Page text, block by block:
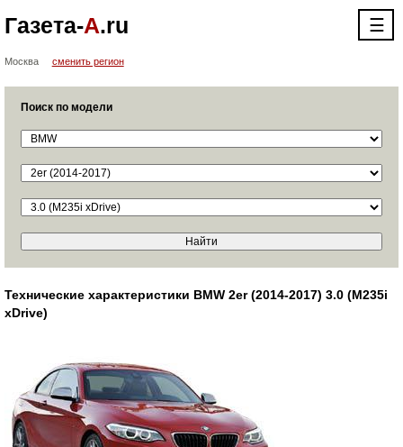
Газета-А.ru ☰
Москва сменить регион
Поиск по модели
Технические характеристики BMW 2er (2014-2017) 3.0 (M235i
xDrive)